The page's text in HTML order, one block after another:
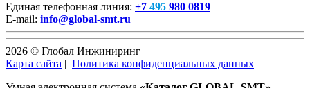
Единая телефонная линия: +7 495 980 0819
E-mail: info@global-smt.ru
2026 © Глобал Инжиниринг
Карта сайта | Политика конфиденциальных данных